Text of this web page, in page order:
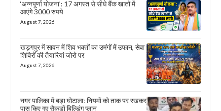
‘अन्नपूर्णा योजना’: 17 अगस्त से सीधे बैंक खातों में
आएंगे 3000 रुपये
August 7, 2026
खड़गपुर में सावन में शिव भक्तों का उमंगों में उफान, सेवा
शिविरों की तैयारियां जोरो पर
August 7, 2026
नगर पालिका में बड़ा घोटाला: नियमों को ताक पर रखकर
पास किए गए सैकड़ों बिल्डिंग प्लान